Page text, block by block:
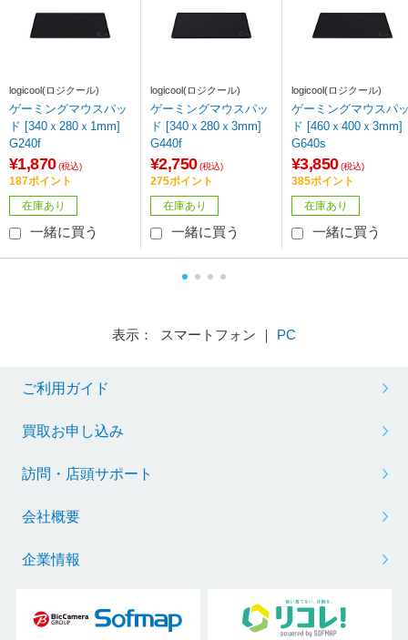
logicool(ロジクール)
ゲーミングマウスパッ
ド [340ｘ280ｘ1mm]
G240f
¥1,870 (税込)
187ポイント
在庫あり
一緒に買う
logicool(ロジクール)
ゲーミングマウスパッ
ド [340ｘ280ｘ3mm]
G440f
¥2,750 (税込)
275ポイント
在庫あり
一緒に買う
logicool(ロジクール)
ゲーミングマウスパ
ド [460ｘ400ｘ3mm]
G640s
¥3,850 (税込)
385ポイント
在庫あり
一緒に買う
表示： スマートフォン ｜ PC
ご利用ガイド
買取お申し込み
訪問・店頭サポート
会社概要
企業情報